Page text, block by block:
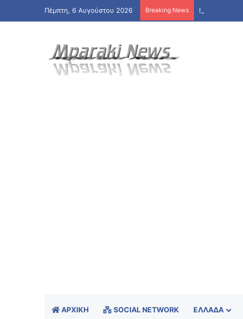
Πέμπτη, 6 Αυγούστου 2026 Breaking News
ΑΡΧΙΚΉ SOCIAL NETWORK ΕΛΛΆΔΑ